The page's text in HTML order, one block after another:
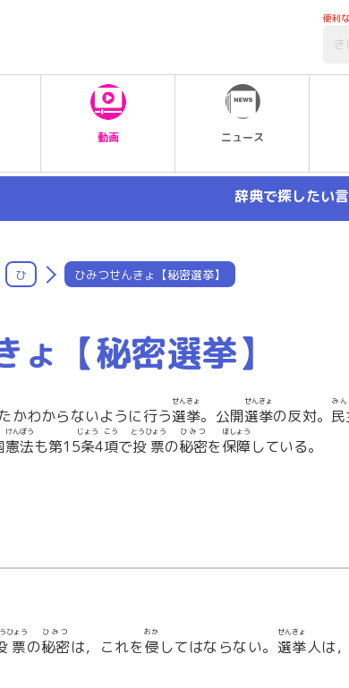
便利
動画 ニュース
辞典で探したい
ひ ひみつせんきょ【秘密選挙】
ょ【秘密選挙】
かわからないように行う選挙
せんきょ
。公開選挙
せんきょ
の反対。
み
憲法
けんぽう
も第15条
じょう
4項
こう
で投票
とうひょう
の秘密
ひみつ
を保障
ほしょう
している。
票
ひょう
の秘密
ひみつ
は，これを侵
おか
してはならない。 選挙
せんきょ
人は